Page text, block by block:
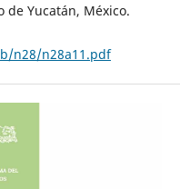
de Yucatán, México.
n28/n28a11.pdf